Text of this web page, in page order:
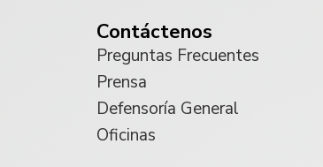
Contáctenos
Preguntas Frecuentes
Prensa
Defensoría General
Oficinas